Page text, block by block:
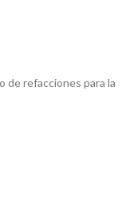
de refacciones para la